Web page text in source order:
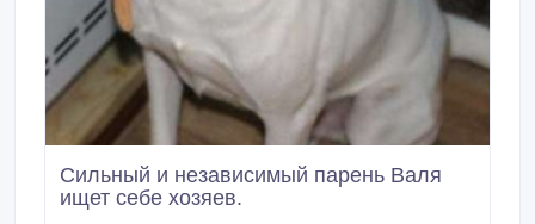
Сильный и независимый парень Валя
ищет себе хозяев.